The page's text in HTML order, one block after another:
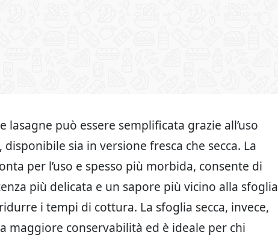
lasagne può essere semplificata grazie all’uso
, disponibile sia in versione fresca che secca. La
per l’uso e spesso più morbida, consente di
più delicata e un sapore più vicino alla sfoglia
i tempi di cottura. La sfoglia secca, invece,
maggiore conservabilità ed è ideale per chi